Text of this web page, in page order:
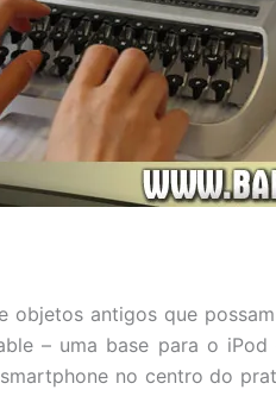
objetos antigos que
– uma base para o
no centro do